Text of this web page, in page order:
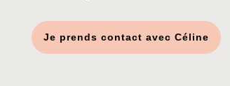
Je prends contact avec Céline